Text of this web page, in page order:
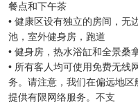
餐点和下午茶
• 健康区设有独立的房间，无
池，室外健身房，跑道
• 健身房，热水浴缸和全景桑
• 所有客人均可使用免费无线
务。请注意，我们在偏远地区
提供有限网络服务。不支